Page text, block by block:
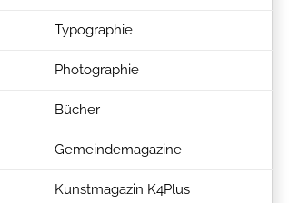
Typographie
Photographie
Bücher
Gemeindemagazine
Kunstmagazin K4Plus